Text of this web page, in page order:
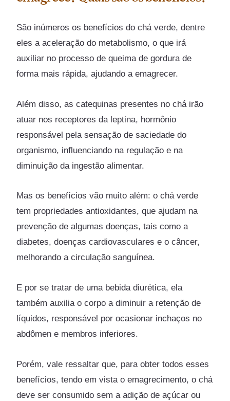
São inúmeros os benefícios do chá verde, dentre
eles a aceleração do metabolismo, o que irá
auxiliar no processo de queima de gordura de
forma mais rápida, ajudando a emagrecer.
Além disso, as catequinas presentes no chá irão
atuar nos receptores da leptina, hormônio
responsável pela sensação de saciedade do
organismo, influenciando na regulação e na
diminuição da ingestão alimentar.
Mas os benefícios vão muito além: o chá verde
tem propriedades antioxidantes, que ajudam na
prevenção de algumas doenças, tais como a
diabetes, doenças cardiovasculares e o câncer,
melhorando a circulação sanguínea.
E por se tratar de uma bebida diurética, ela
também auxilia o corpo a diminuir a retenção de
líquidos, responsável por ocasionar inchaços no
abdômen e membros inferiores.
Porém, vale ressaltar que, para obter todos esses
benefícios, tendo em vista o emagrecimento, o chá
deve ser consumido sem a adição de açúcar ou